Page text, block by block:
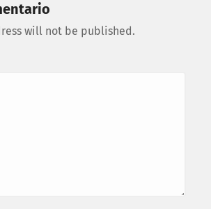
will not be published.